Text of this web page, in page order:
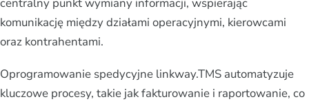
centralny punkt wymiany informacji, wspierając
komunikację między działami operacyjnymi, kierowcami
oraz kontrahentami.
Oprogramowanie spedycyjne linkway.TMS automatyzuje
kluczowe procesy, takie jak fakturowanie i raportowanie, co